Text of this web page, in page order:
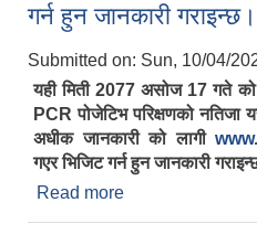
गर्न हुन जानकारी गराइन्छ।
Submitted on: Sun, 10/04/
यही मिती 2077 असोज 17 गते
PCR पोजेटिभ परिक्षणको
अधीक जानकारी को लागी
गएर भिजिट गर्न हुन जानकारी
Read more